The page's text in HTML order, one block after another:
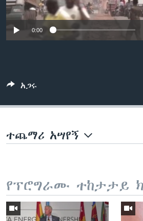
0:00
አጋሩ
ተጨማሪ አሣየኝ
የፕሮግራሙ ተከታታይ